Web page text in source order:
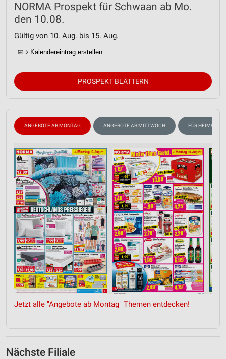
NORMA Prospekt für Schwaan ab Mo.
den 10.08.
Gültig von 10. Aug. bis 15. Aug.
📅 Kalendereintrag erstellen
PROSPEKT BLÄTTERN
ANGEBOTE AB MONTAG ANGEBOTE AB MITTWOCH FÜR
Jetzt alle "Angebote ab Montag" Themen entdecken!
Nächste Filiale